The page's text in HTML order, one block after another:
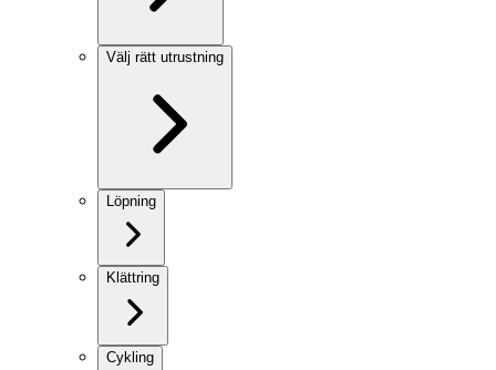
Välj rätt utrustning
Löpning
Klättring
Cykling